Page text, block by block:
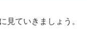
見ていきましょう。